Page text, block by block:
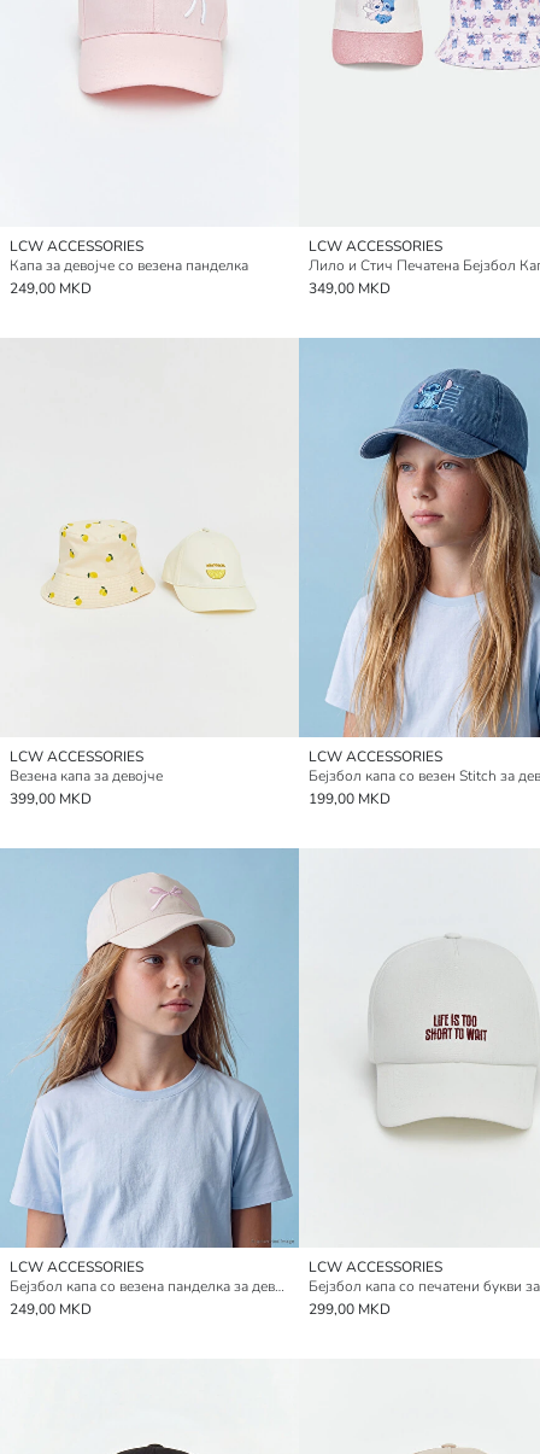
LCW ACCESSORIES
Капа за девојче со везена панделка
249,00 MKD
LCW ACCESSORIES
349,00 MKD
LCW ACCESSORIES
Везена капа за девојче
399,00 MKD
LCW ACCESSORIES
199,00 MKD
LCW ACCESSORIES
Бејзбол капа со везена панделка за девојчиња
249,00 MKD
LCW ACCESSORIES
299,00 MKD